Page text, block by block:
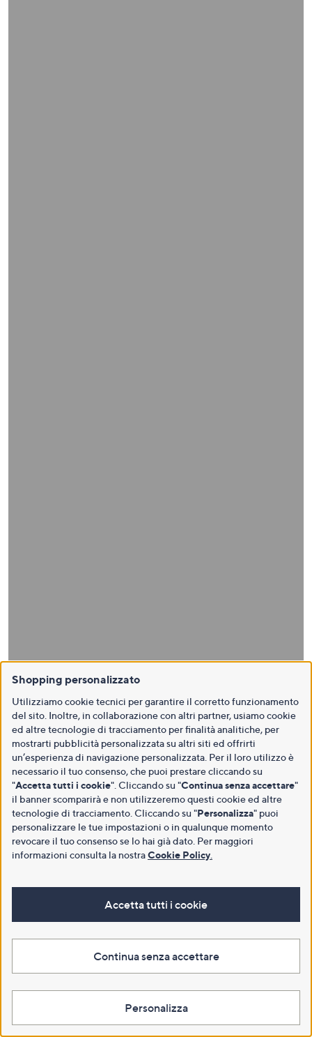
Shopping personalizzato
Utilizziamo cookie tecnici per garantire il corretto funzionamento
del sito. Inoltre, in collaborazione con altri partner, usiamo cookie
ed altre tecnologie di tracciamento per finalità analitiche, per
mostrarti pubblicità personalizzata su altri siti ed offrirti
un’esperienza di navigazione personalizzata. Per il loro utilizzo è
necessario il tuo consenso, che puoi prestare cliccando su
"Accetta tutti i cookie". Cliccando su "Continua senza accettare"
il banner scomparirà e non utilizzeremo questi cookie ed altre
tecnologie di tracciamento. Cliccando su "Personalizza" puoi
personalizzare le tue impostazioni o in qualunque momento
revocare il tuo consenso se lo hai già dato. Per maggiori
informazioni consulta la nostraCookie Policy
Accetta tutti i cookie
Continua senza accettare
Personalizza